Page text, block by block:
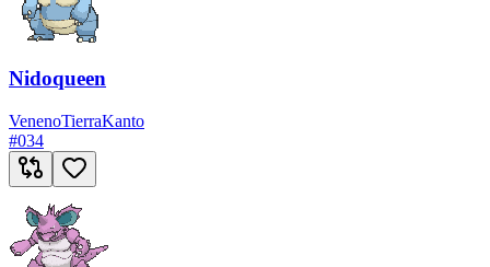
Nidoqueen
VenenoTierraKanto
#034